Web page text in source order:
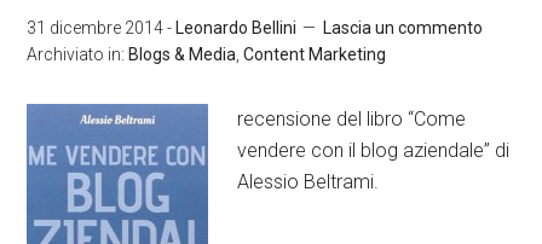
31 dicembre 2014- Leonardo Bellini
Lascia un commento
Archiviato in: Blogs & Media ,Content Marketing
recensione del libro “Come
vendere con il blog aziendale” di
Alessio Beltrami.